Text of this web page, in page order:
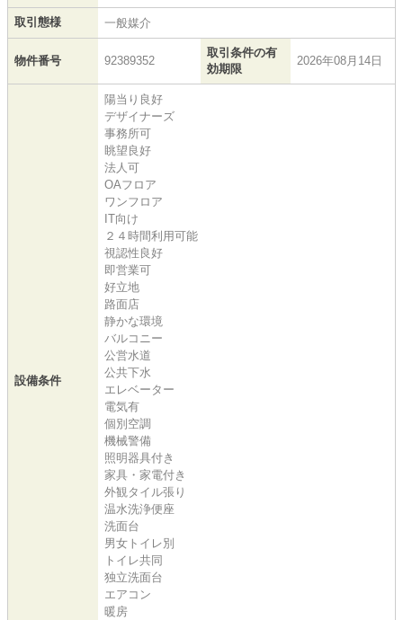
取引態様 一般媒介
物件番号 92389352
取引条件の有
効期限
2026年08月14日
設備条件
陽当り良好
デザイナーズ
事務所可
眺望良好
法人可
OAフロア
ワンフロア
IT向け
２４時間利用可能
視認性良好
即営業可
好立地
路面店
静かな環境
バルコニー
公営水道
公共下水
エレベーター
電気有
個別空調
機械警備
照明器具付き
家具・家電付き
外観タイル張り
温水洗浄便座
洗面台
男女トイレ別
トイレ共同
独立洗面台
エアコン
暖房